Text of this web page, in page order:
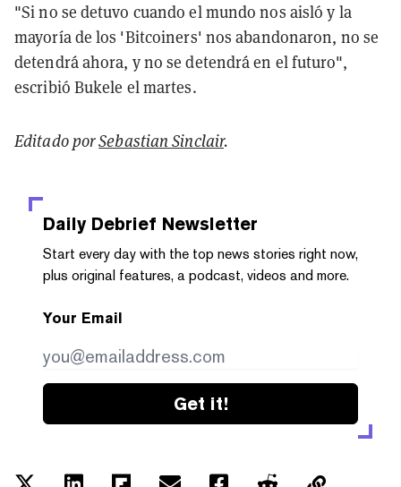
"Si no se detuvo cuando el mundo nos aisló y la
mayoría de los 'Bitcoiners' nos abandonaron, no se
detendrá ahora, y no se detendrá en el futuro",
escribió Bukele el martes.
Editado porSebastian Sinclair.
Daily Debrief Newsletter
Start every day with the top news stories right now,
plus original features, a podcast, videos and more.
Your Email
Get it!